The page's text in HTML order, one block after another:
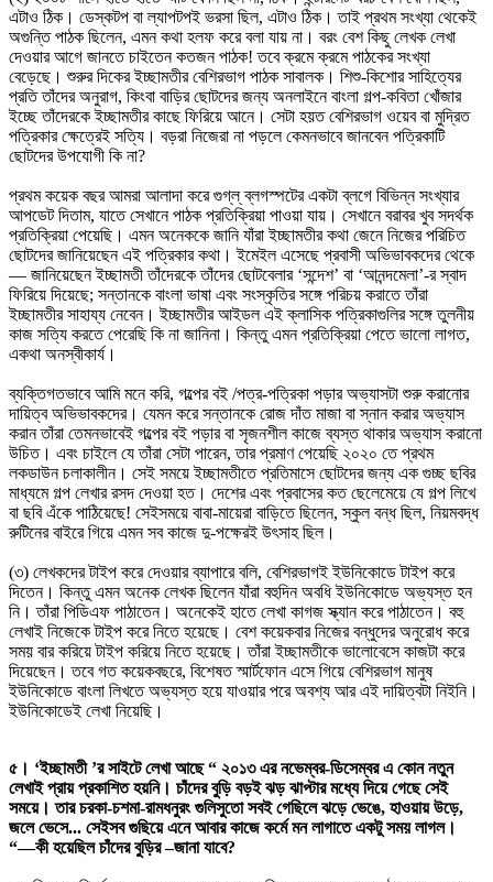
এটাও ঠিক। ডেস্কটপ বা ল্যাপটপই ভরসা ছিল, এটাও ঠিক। তাই প্রথম সংখ্যা থেকেই
অগুন্তি পাঠক ছিলেন, এমন কথা হলফ করে বলা যায় না। বরং বেশ কিছু লেখক লেখা
দেওয়ার আগে জানতে চাইতেন কতজন পাঠক! তবে ক্রমে ক্রমে পাঠকের সংখ্যা
বেড়েছে। শুরুর দিকের ইচ্ছামতীর বেশিরভাগ পাঠক সাবালক। শিশু-কিশোর সাহিত্যের
প্রতি তাঁদের অনুরাগ, কিংবা বাড়ির ছোটদের জন্য অনলাইনে বাংলা গল্প-কবিতা খোঁজার
ইচ্ছে তাঁদেরকে ইচ্ছামতীর কাছে ফিরিয়ে আনে। সেটা হয়ত বেশিরভাগ ওয়েব বা মুদ্রিত
পত্রিকার ক্ষেত্রেই সত্যি। বড়রা নিজেরা না পড়লে কেমনভাবে জানবেন পত্রিকাটি
ছোটদের উপযোগী কি না?
প্রথম কয়েক বছর আমরা আলাদা করে গুগ্‌ল্‌ ব্লগস্পটের একটা ব্লগে বিভিন্ন সংখ্যার
আপডেট দিতাম, যাতে সেখানে পাঠক প্রতিক্রিয়া পাওয়া যায়। সেখানে বরাবর খুব সদর্থক
প্রতিক্রিয়া পেয়েছি। এমন অনেককে জানি যাঁরা ইচ্ছামতীর কথা জেনে নিজের পরিচিত
ছোটদের জানিয়েছেন এই পত্রিকার কথা। ইমেইল এসেছে প্রবাসী অভিভাবকদের থেকে
— জানিয়েছেন ইচ্ছামতী তাঁদেরকে তাঁদের ছোটবেলার ‘সন্দেশ’ বা ‘আনন্দমেলা’-র স্বাদ
ফিরিয়ে দিয়েছে; সন্তানকে বাংলা ভাষা এবং সংস্কৃতির সঙ্গে পরিচয় করাতে তাঁরা
ইচ্ছামতীর সাহায্য নেবেন। ইচ্ছামতীর আইডল এই ক্লাসিক পত্রিকাগুলির সঙ্গে তুলনীয়
কাজ সত্যি করতে পেরেছি কি না জানিনা। কিন্তু এমন প্রতিক্রিয়া পেতে ভালো লাগত,
একথা অনস্বীকার্য।
ব্যক্তিগতভাবে আমি মনে করি, গল্পের বই /পত্র-পত্রিকা পড়ার অভ্যাসটা শুরু করানোর
দায়িত্ব অভিভাবকদের। যেমন করে সন্তানকে রোজ দাঁত মাজা বা স্নান করার অভ্যাস
করান তাঁরা তেমনভাবেই গল্পের বই পড়ার বা সৃজনশীল কাজে ব্যস্ত থাকার অভ্যাস করানো
উচিত। এবং চাইলে যে তাঁরা সেটা পারেন, তার প্রমাণ পেয়েছি ২০২০ তে প্রথম
লকডাউন চলাকালীন। সেই সময়ে ইচ্ছামতীতে প্রতিমাসে ছোটদের জন্য এক গুচ্ছ ছবির
মাধ্যমে গল্প লেখার রসদ দেওয়া হত। দেশের এবং প্রবাসের কত ছেলেমেয়ে যে গল্প লিখে
বা ছবি এঁকে পাঠিয়েছে! সেইসময়ে বাবা-মায়েরা বাড়িতে ছিলেন, স্কুল বন্ধ ছিল, নিয়মবদ্ধ
রুটিনের বাইরে গিয়ে এমন সব কাজে দু-পক্ষেরই উৎসাহ ছিল।
(৩) লেখকদের টাইপ করে দেওয়ার ব্যাপারে বলি, বেশিরভাগই ইউনিকোডে টাইপ করে
দিতেন। কিন্তু এমন অনেক লেখক ছিলেন যাঁরা বহুদিন অবধি ইউনিকোডে অভ্যস্ত হন
নি। তাঁরা পিডিএফ পাঠাতেন। অনেকেই হাতে লেখা কাগজ স্ক্যান করে পাঠাতেন। বহু
লেখাই নিজেকে টাইপ করে নিতে হয়েছে। বেশ কয়েকবার নিজের বন্ধুদের অনুরোধ করে
সময় বার করিয়ে টাইপ করিয়ে নিতে হয়েছে। তাঁরা ইচ্ছামতীকে ভালোবেসে কাজটা করে
দিয়েছেন। তবে গত কয়েকবছরে, বিশেষত স্মার্টফোন এসে গিয়ে বেশিরভাগ মানুষ
ইউনিকোডে বাংলা লিখতে অভ্যস্ত হয়ে যাওয়ার পরে অবশ্য আর এই দায়িত্বটা নিইনি।
ইউনিকোডেই লেখা নিয়েছি।
৫। ‘ইচ্ছামতী ’র সাইটে লেখা আছে “ ২০১৩ এর নভেম্বর-ডিসেম্বর এ কোন নতুন
লেখাই প্রায় প্রকাশিত হয়নি। চাঁদের বুড়ি বড়ই ঝড় ঝাপ্টার মধ্যে দিয়ে গেছে সেই
সময়ে। তার চরকা-চশমা-রামধনুরং গুলিসুতো সবই গেছিলে ঝড়ে ভেঙে, হাওয়ায় উড়ে,
জলে ভেসে... সেইসব গুছিয়ে এনে আবার কাজে কর্মে মন লাগাতে একটু সময় লাগল।
“—কী হয়েছিল চাঁদের বুড়ির –জানা যাবে?